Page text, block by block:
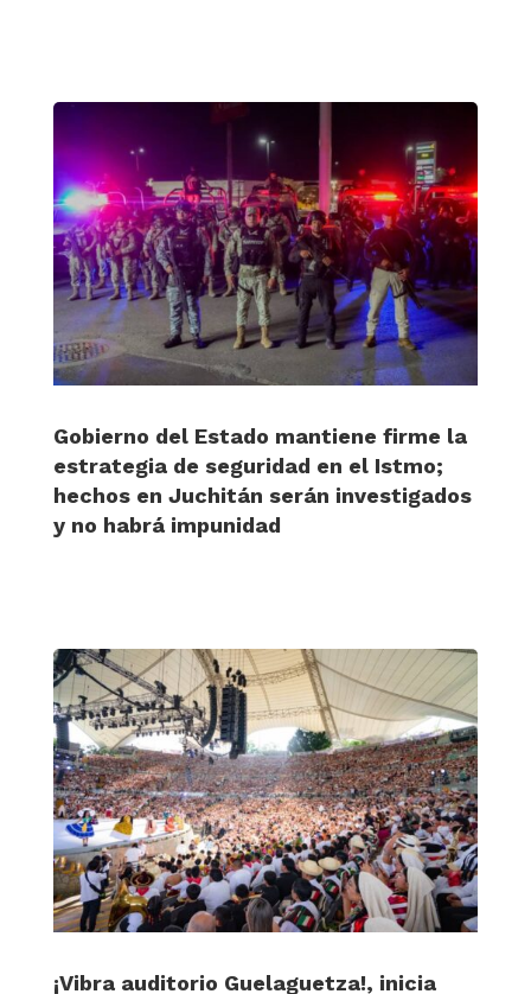
Gobierno del Estado mantiene firme la
estrategia de seguridad en el Istmo;
hechos en Juchitán serán investigados
y no habrá impunidad
¡Vibra auditorio Guelaguetza!, inicia